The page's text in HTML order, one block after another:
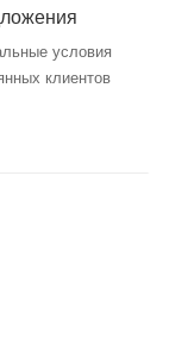
условия
клиентов